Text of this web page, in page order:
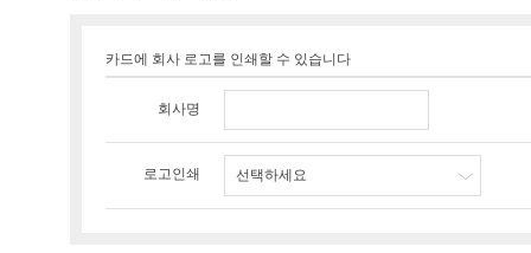
카드에 회사 로고를 인쇄할 수 있습니다
회사명
로고인쇄 선택하세요